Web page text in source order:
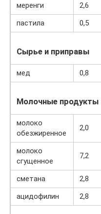
меренги 2,6
пастила
0,5
Сырье и приправы
мед 0,8
Молочные продукты
молоко
обезжиренное
2,0
молоко
сгущенное
7,2
сметана 2,8
ацидофилин
2,8